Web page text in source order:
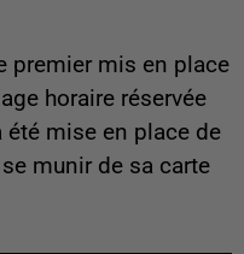
premier mis en place
horaire réservée
mise en place de
munir de sa carte